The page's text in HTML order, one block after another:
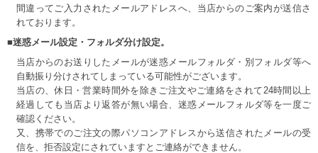
間違ってご入力されたメールアドレスへ、当店からのご案内が送信さ
れております。
■迷惑メール設定・フォルダ分け設定。
当店からのお送りしたメールが迷惑メールフォルダ・別フォルダ等へ
自動振り分けされてしまっている可能性がございます。
当店の、休日・営業時間外を除きご注文やご連絡をされて24時間以上
経過しても当店より返答が無い場合、迷惑メールフォルダ等を一度ご
確認ください。
又、携帯でのご注文の際パソコンアドレスから送信されたメールの受
信を、拒否設定にされていますとご連絡ができません。